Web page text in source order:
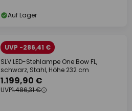
Auf Lager
UVP -286,41 €
SLV LED-Stehlampe One Bow FL,
schwarz, Stahl, Höhe 232 cm
1.199,90 €
UVP1.486,31 €